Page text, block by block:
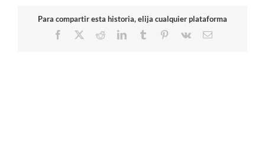
Para compartir esta historia, elija cualquier plataforma
Facebook
RedditLinkedInTumblr Pinterest
Vk
Correo